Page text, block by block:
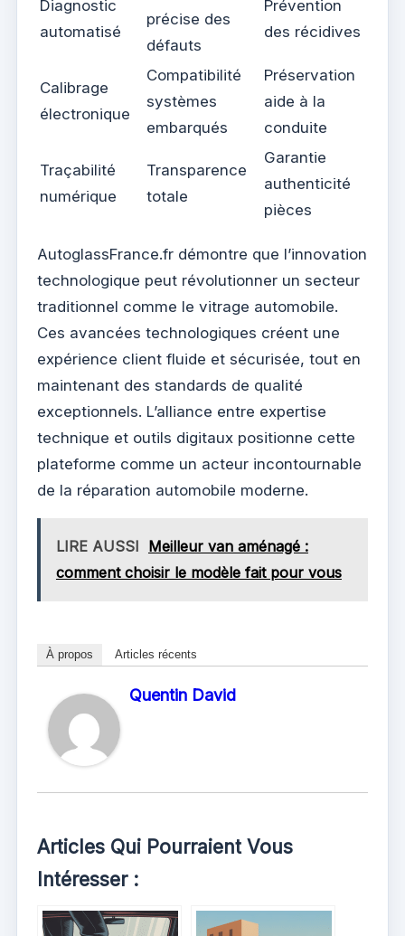
Diagnostic
automatisé
précise des
défauts
Prévention
des récidives
Calibrage
électronique
Compatibilité
systèmes
embarqués
Préservation
aide à la
conduite
Traçabilité
numérique
Transparence
totale
Garantie
authenticité
pièces
AutoglassFrance.fr démontre que l’innovation
technologique peut révolutionner un secteur
traditionnel comme le vitrage automobile.
Ces avancées technologiques créent une
expérience client fluide et sécurisée, tout en
maintenant des standards de qualité
exceptionnels. L’alliance entre expertise
technique et outils digitaux positionne cette
plateforme comme un acteur incontournable
de la réparation automobile moderne.
LIRE AUSSI Meilleur van aménagé :
comment choisir le modèle fait pour vous
À propos Articles récents
Quentin David
Articles Qui Pourraient Vous
Intéresser :